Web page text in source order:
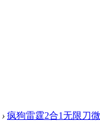
› 疯狗雷霆2合1无限刀